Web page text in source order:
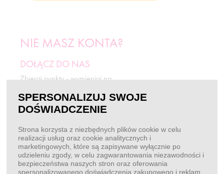
NIE MASZ KONTA?
DOŁĄCZ DO NAS
Zbieraj punkty - wymieniaj na
ZAREJESTRUJ SIĘ
BEZ LOGOWANIA
Chcę złożyć zamówienie
SPERSONALIZUJ SWOJE
DOŚWIADCZENIE
Strona korzysta z niezbędnych plików cookie w celu
realizacji usług oraz cookie analitycznych i
marketingowych, które są zapisywane wyłącznie po
udzieleniu zgody, w celu zagwarantowania niezawodności i
bezpieczeństwa naszych stron oraz oferowania
spersonalizowanego doświadczenia zakupowego i reklam.